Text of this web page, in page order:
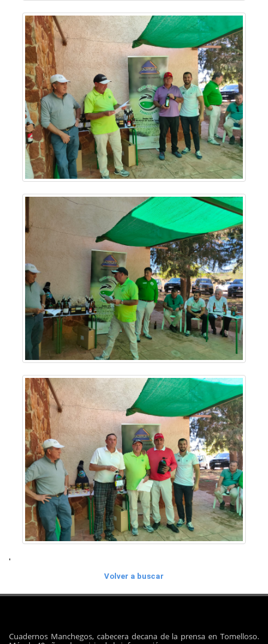
'
Volver a buscar
Cuadernos Manchegos, cabecera decana de la prensa en Tomelloso.